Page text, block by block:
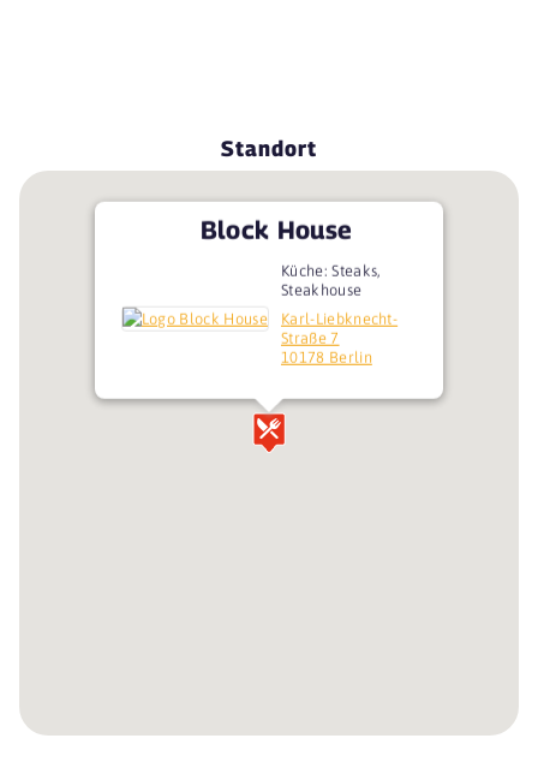
Standort
Block House
Küche: Steaks,
Steakhouse
Karl-Liebknecht-
Straße 7
10178 Berlin